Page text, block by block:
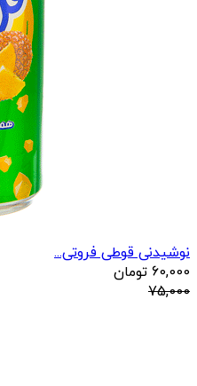
نوشیدنی قوطی فروتی...
60,000 تومان
75,000